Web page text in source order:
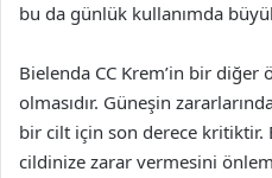
bu da günlük kullanımda
Bielenda CC Krem’in bir diğer
olmasıdır. Güneşin
bir cilt için son derece kritiktir.
cildinize zarar vermesini